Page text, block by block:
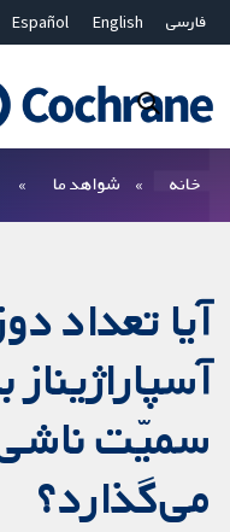
فارسی English
Español
Bahasa Malaysia
ไทย
خانه شواهد ما
آسپاراژیناز
سمیّت ناشی
می‌گذارد؟